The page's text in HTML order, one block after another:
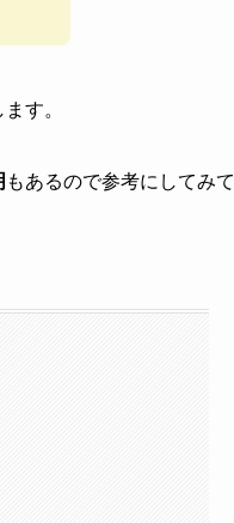
す。
もあるので参考にしてみて